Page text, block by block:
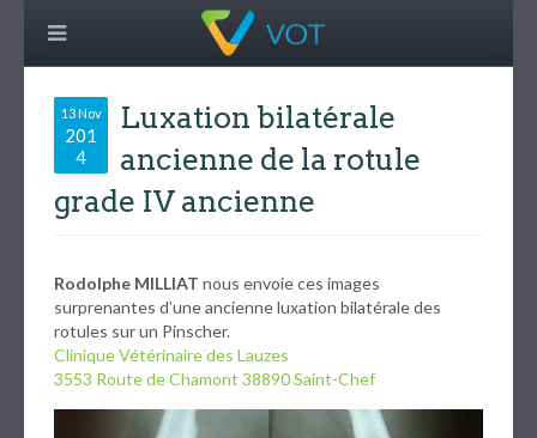
13 Nov
201
4
Luxation bilatérale
ancienne de la rotule
grade IV ancienne
Rodolphe MILLIAT nous envoie ces images
surprenantes d’une ancienne luxation bilatérale des
rotules sur un Pinscher.
Clinique Vétérinaire des Lauzes
3553 Route de Chamont 38890 Saint-Chef